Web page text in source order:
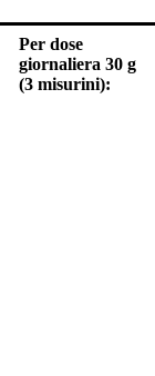
Per dose
giornaliera 30 g
(3 misurini):